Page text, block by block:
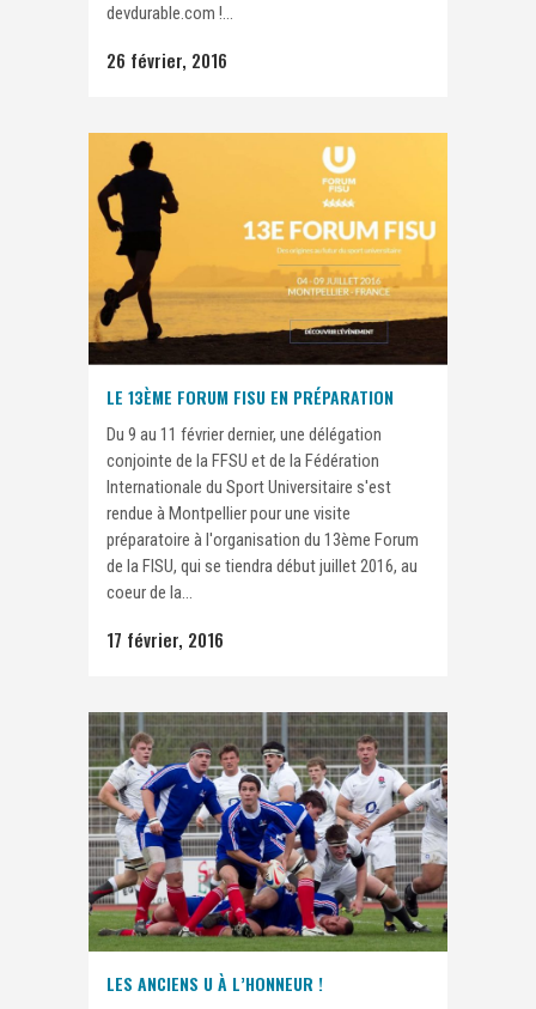
devdurable.com !...
26 février, 2016
LE 13ÈME FORUM FISU EN PRÉPARATION
Du 9 au 11 février dernier, une délégation
conjointe de la FFSU et de la Fédération
Internationale du Sport Universitaire s'est
rendue à Montpellier pour une visite
préparatoire à l'organisation du 13ème Forum
de la FISU, qui se tiendra début juillet 2016, au
coeur de la...
17 février, 2016
LES ANCIENS U À L’HONNEUR !